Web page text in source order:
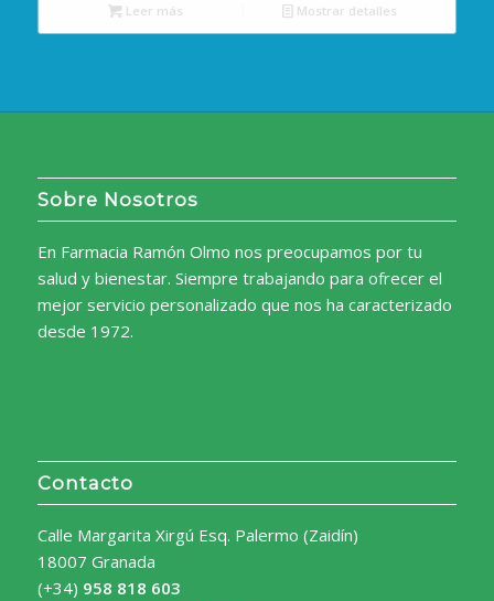
Leer más Mostrar detalles
Sobre Nosotros
En Farmacia Ramón Olmo nos preocupamos por tu
salud y bienestar. Siempre trabajando para ofrecer el
mejor servicio personalizado que nos ha caracterizado
desde 1972.
Contacto
Calle Margarita Xirgú Esq. Palermo (Zaidín)
18007 Granada
(+34) 958 818 603